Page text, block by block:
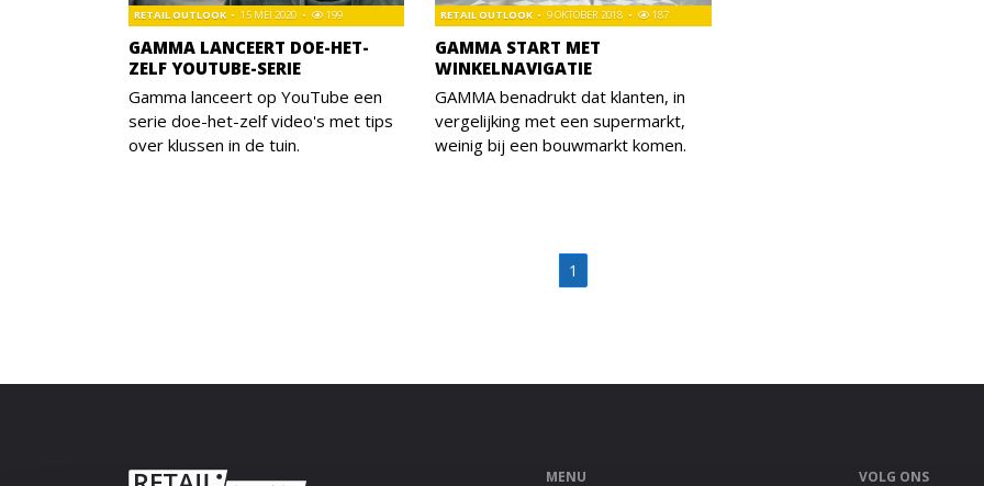
GAMMA LANCEERT DOE-HET-
ZELF YOUTUBE-SERIE
RETAIL OUTLOOK 15 MEI 2020 199
Gamma lanceert op YouTube een
serie doe-het-zelf video's met tips
over klussen in de tuin.
GAMMA START MET
WINKELNAVIGATIE
RETAIL OUTLOOK 9 OKTOBER 2018 187
GAMMA benadrukt dat klanten, in
vergelijking met een supermarkt,
weinig bij een bouwmarkt komen.
1
MENU VOLG ONS